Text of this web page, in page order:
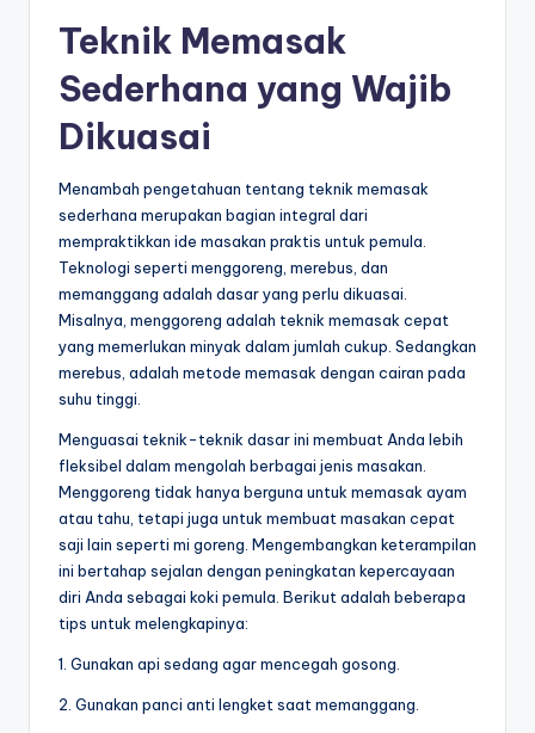
Teknik Memasak
Sederhana yang Wajib
Dikuasai
Menambah pengetahuan tentang teknik memasak
sederhana merupakan bagian integral dari
mempraktikkan ide masakan praktis untuk pemula.
Teknologi seperti menggoreng, merebus, dan
memanggang adalah dasar yang perlu dikuasai.
Misalnya, menggoreng adalah teknik memasak cepat
yang memerlukan minyak dalam jumlah cukup. Sedangkan
merebus, adalah metode memasak dengan cairan pada
suhu tinggi.
Menguasai teknik-teknik dasar ini membuat Anda lebih
fleksibel dalam mengolah berbagai jenis masakan.
Menggoreng tidak hanya berguna untuk memasak ayam
atau tahu, tetapi juga untuk membuat masakan cepat
saji lain seperti mi goreng. Mengembangkan keterampilan
ini bertahap sejalan dengan peningkatan kepercayaan
diri Anda sebagai koki pemula. Berikut adalah beberapa
tips untuk melengkapinya:
1. Gunakan api sedang agar mencegah gosong.
2. Gunakan panci anti lengket saat memanggang.